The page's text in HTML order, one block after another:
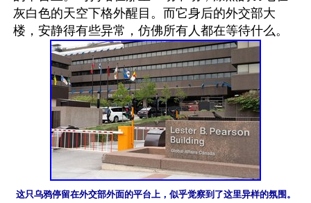
灰白色的天空下格外醒目。而它身后的外交部大
这只乌鸦停留在外交部外面的平台上，似乎觉察到了这里异样的氛围。